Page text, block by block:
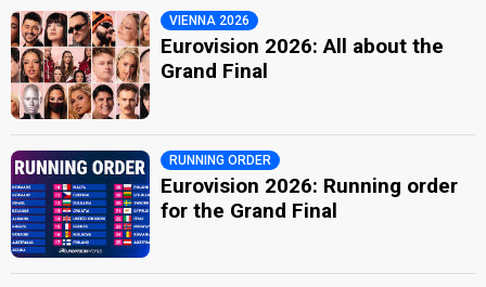
VIENNA 2026
Eurovision 2026: All about the
Grand Final
RUNNING ORDER
Eurovision 2026: Running order
for the Grand Final